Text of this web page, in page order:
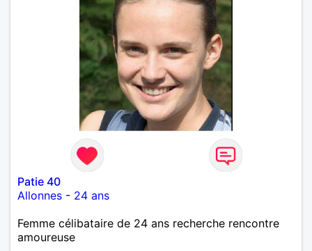
Patie 40
Allonnes - 24 ans
Femme célibataire de 24 ans recherche rencontre
amoureuse